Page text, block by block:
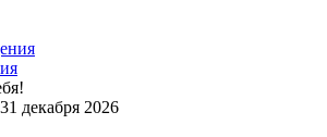
декабря 2026